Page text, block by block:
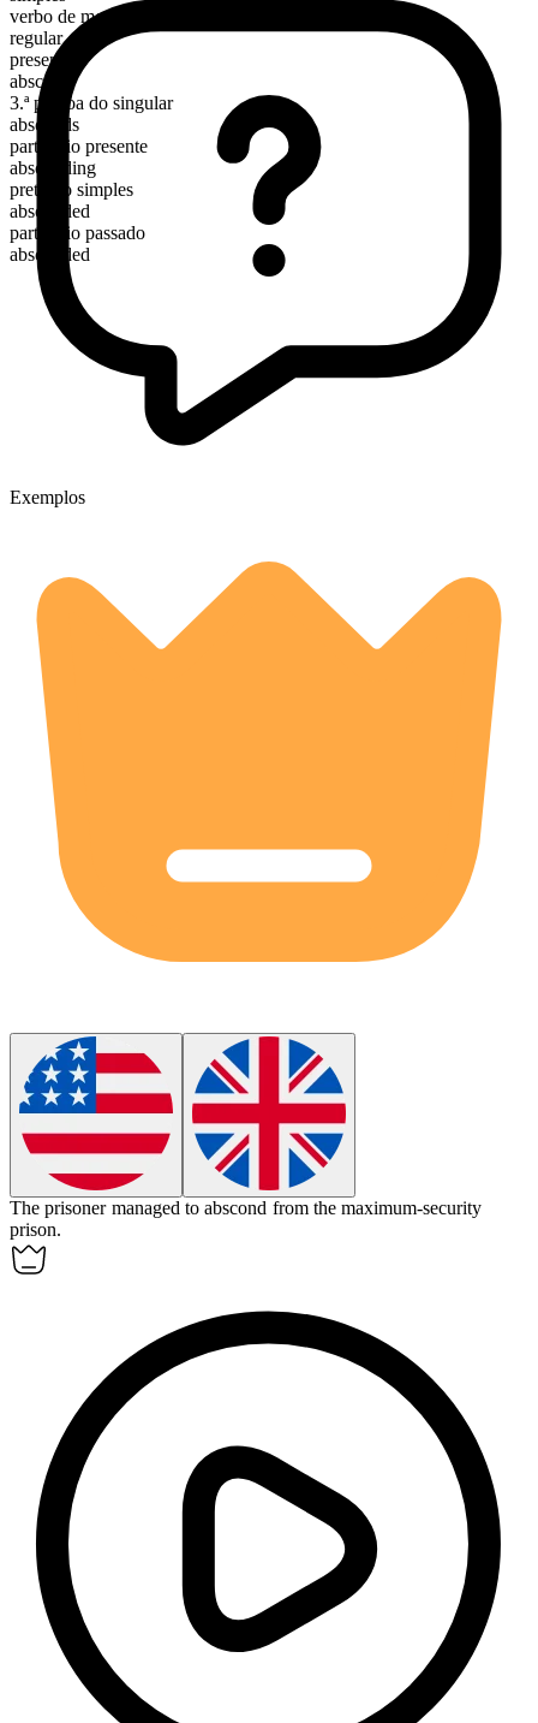
verbo de movimento
regular
presente
abscond
3.ª pessoa do singular
absconds
particípio presente
absconding
pretérito simples
absconded
particípio passado
absconded
Exemplos
The prisoner managed toabscond from the maximum-security
prison.